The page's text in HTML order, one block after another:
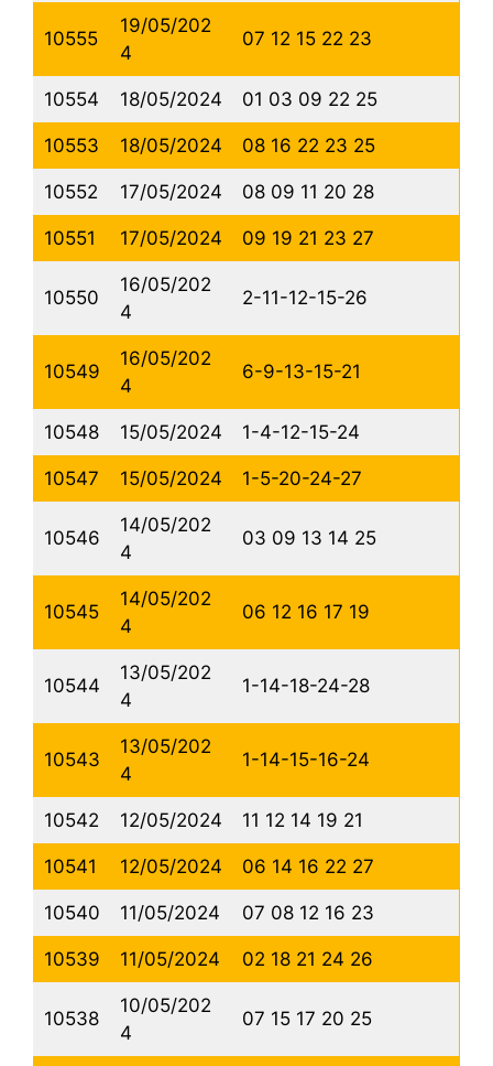
10555
19/05/202
4
07 12 15 22 23
10554 18/05/2024 01 03 09 22 25
10553 18/05/2024 08 16 22 23 25
10552 17/05/2024 08 09 11 20 28
10551 17/05/2024 09 19 21 23 27
10550
16/05/202
4
2-11-12-15-26
10549
16/05/202
4
6-9-13-15-21
10548 15/05/2024 1-4-12-15-24
10547 15/05/2024 1-5-20-24-27
10546
14/05/202
4
03 09 13 14 25
10545
14/05/202
4
06 12 16 17 19
10544
13/05/202
4
1-14-18-24-28
10543
13/05/202
4
1-14-15-16-24
10542 12/05/2024 11 12 14 19 21
10541 12/05/2024 06 14 16 22 27
10540 11/05/2024 07 08 12 16 23
10539 11/05/2024 02 18 21 24 26
10538
10/05/202
4
07 15 17 20 25